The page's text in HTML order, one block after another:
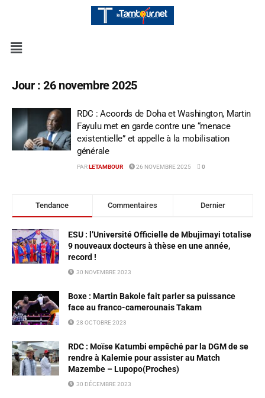
Jour :26 novembre 2025
RDC : Acoords de Doha et Washington, Martin
Fayulu met en garde contre une “menace
existentielle” et appelle à la mobilisation
générale
PAR LETAMBOUR 26 NOVEMBRE 2025 0
Tendance Commentaires Dernier
ESU : l’Université Officielle de Mbujimayi totalise
9 nouveaux docteurs à thèse en une année,
record !
30 NOVEMBRE 2023
Boxe : Martin Bakole fait parler sa puissance
face au franco-camerounais Takam
28 OCTOBRE 2023
RDC : Moïse Katumbi empêché par la DGM de se
rendre à Kalemie pour assister au Match
Mazembe – Lupopo(Proches)
30 DÉCEMBRE 2023